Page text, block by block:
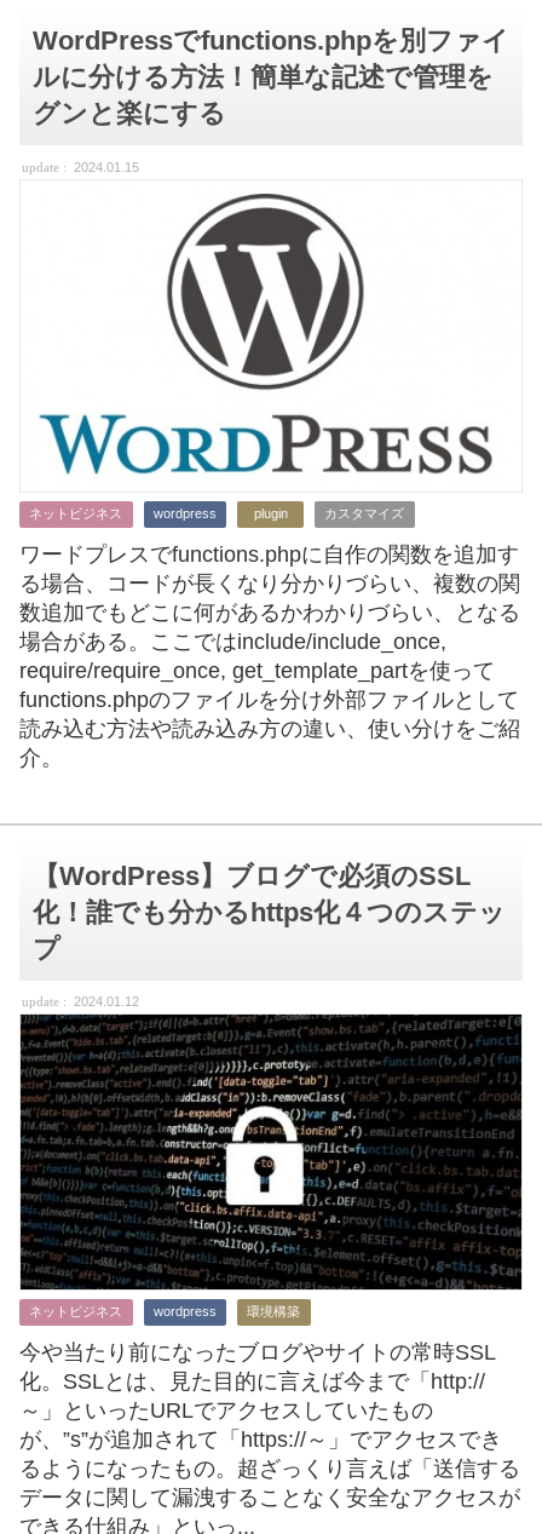
WordPressでfunctions.phpを別ファイ
ルに分ける方法！簡単な記述で管理を
グンと楽にする
2024.01.15
ネットビジネス wordpress plugin カスタマイズ
ワードプレスでfunctions.phpに自作の関数を追加す
る場合、コードが長くなり分かりづらい、複数の関
数追加でもどこに何があるかわかりづらい、となる
場合がある。ここではinclude/include_once,
require/require_once, get_template_partを使って
functions.phpのファイルを分け外部ファイルとして
読み込む方法や読み込み方の違い、使い分けをご紹
介。
【WordPress】ブログで必須のSSL
化！誰でも分かるhttps化４つのステッ
プ
2024.01.12
ネットビジネス wordpress 環境構築
今や当たり前になったブログやサイトの常時SSL
化。SSLとは、見た目的に言えば今まで「http://
～」といったURLでアクセスしていたもの
が、”s”が追加されて「https://～」でアクセスでき
るようになったもの。超ざっくり言えば「送信する
データに関して漏洩することなく安全なアクセスが
できる仕組み」といっ...